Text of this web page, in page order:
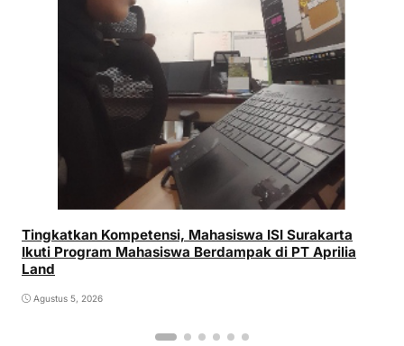
Tingkatkan Kompetensi, Mahasiswa ISI Surakarta
Ikuti Program Mahasiswa Berdampak di PT Aprilia
Land
Agustus 5, 2026